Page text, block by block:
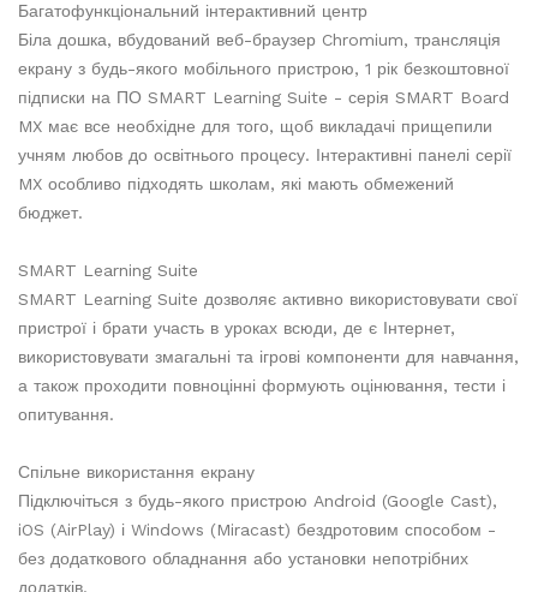
Багатофункціональний інтерактивний центр
Біла дошка, вбудований веб-браузер Chromium, трансляція
екрану з будь-якого мобільного пристрою, 1 рік безкоштовної
підписки на ПО SMART Learning Suite - серія SMART Board
MX має все необхідне для того, щоб викладачі прищепили
учням любов до освітнього процесу. Інтерактивні панелі серії
MX особливо підходять школам, які мають обмежений
бюджет.
SMART Learning Suite
SMART Learning Suite дозволяє активно використовувати свої
пристрої і брати участь в уроках всюди, де є Інтернет,
використовувати змагальні та ігрові компоненти для навчання,
а також проходити повноцінні формують оцінювання, тести і
опитування.
Спільне використання екрану
Підключіться з будь-якого пристрою Android (Google Cast),
iOS (AirPlay) і Windows (Miracast) бездротовим способом -
без додаткового обладнання або установки непотрібних
додатків.